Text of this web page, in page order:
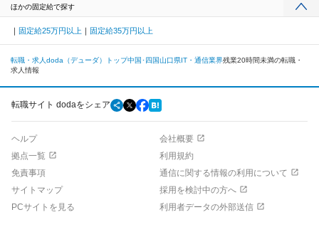
ほかの固定給で探す
固定給25万円以上 固定給35万円以上
転職・求人doda（デューダ）トップ中国･四国山口県IT・通信業界残業20時間未満の転職・
求人情報
転職サイト dodaをシェア
ヘルプ
会社概要
拠点一覧
利用規約
免責事項
通信に関する情報の利用について
サイトマップ
採用を検討中の方へ
PCサイトを見る
利用者データの外部送信